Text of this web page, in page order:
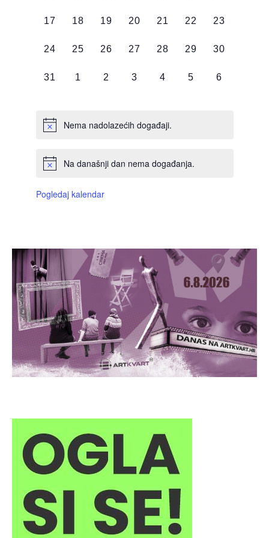
0
17
0
18
0
19
0
20
0
21
0
22
0
23
0
24
0
25
0
26
0
27
0
28
0
29
0
30
0
31
0
1
0
2
0
3
0
4
0
5
0
6
Nema nadolazećih događaji.
Na današnji dan nema događanja.
Pogledaj kalendar